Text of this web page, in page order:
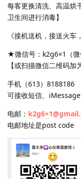
每客更换清洗、高温烘
卫生间进行消毒】
《接机送机，接送火车
★微信号：k2g6×1（微
【或扫描微信二维码加
手机（613）8188186
可接收短信、
电邮：
电邮地址是post code